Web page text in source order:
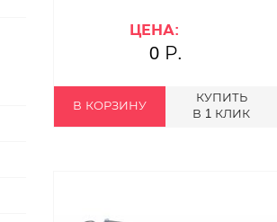
ЦЕНА:
0 Р.
В КОРЗИНУ
КУПИТЬ
В 1 КЛИК